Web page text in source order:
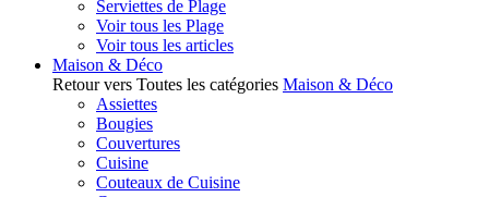
Serviettes de Plage
Voir tous les Plage
Voir tous les articles
Maison & Déco
Retour vers Toutes les catégories Maison & Déco
Assiettes
Bougies
Couvertures
Cuisine
Couteaux de Cuisine